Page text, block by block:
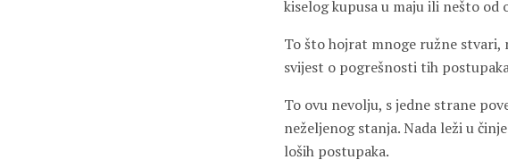
kiselog kupusa u maju ili nešto
To što hojrat mnoge ružne stvari,
svijest o pogrešnosti tih
To ovu nevolju, s jedne strane
neželjenog stanja. Nada leži u
loših postupaka.